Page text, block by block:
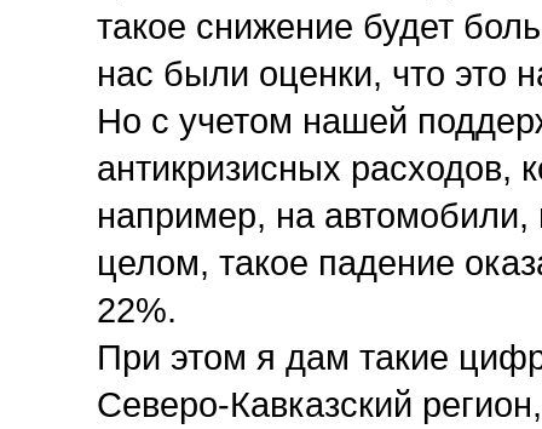
такое снижение будет
нас были оценки, что это
Но с учетом нашей
антикризисных расходов,
например, на автомобили,
целом, такое падение
22%.
При этом я дам такие
Северо-Кавказский